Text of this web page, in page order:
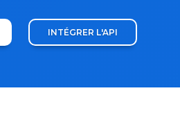
INTÉGRER L'API